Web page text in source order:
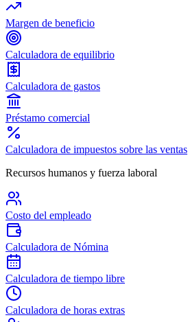
Margen de beneficio
Calculadora de equilibrio
Calculadora de gastos
Préstamo comercial
Calculadora de impuestos sobre las ventas
Recursos humanos y fuerza laboral
Costo del empleado
Calculadora de Nómina
Calculadora de tiempo libre
Calculadora de horas extras